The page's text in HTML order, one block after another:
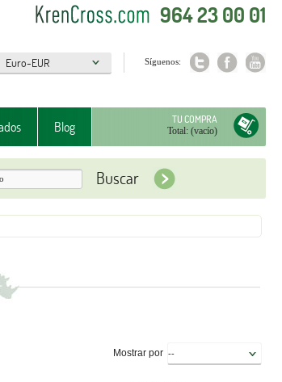
964 23 00 01
Síguenos:
TU COMPRA
Total: (vacío)
Blog
Mostrar por